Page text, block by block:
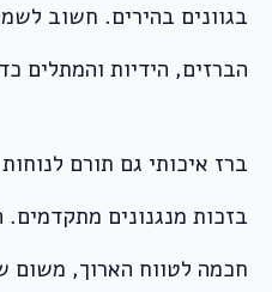
בגוונים בהירים. חשוב
הברזים, הידיות והמתלים
ברז איכותי גם תורם
בזכות מנגנונים
חכמה לטווח הארוך, משום